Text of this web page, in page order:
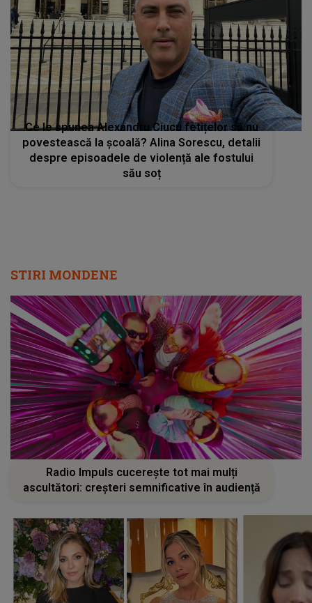
Ce le spunea Alexandru Ciucu fetițelor să nu
povestească la școală? Alina Sorescu, detalii
despre episoadele de violență ale fostului
său soț
STIRI MONDENE
Radio Impuls cucerește tot mai mulți
ascultători: creșteri semnificative în audiență